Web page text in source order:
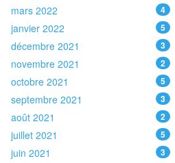
mars 2022 4
janvier 2022 5
décembre 2021 3
novembre 2021 2
octobre 2021 5
septembre 2021 3
août 2021 2
juillet 2021 5
juin 2021 3